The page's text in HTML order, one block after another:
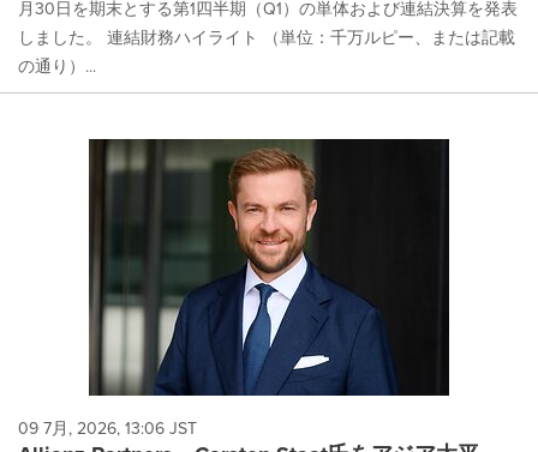
月30日を期末とする第1四半期（Q1）の単体および連結決算を発表
しました。 連結財務ハイライト （単位：千万ルピー、または記載
の通り）...
09 7月, 2026, 13:06 JST